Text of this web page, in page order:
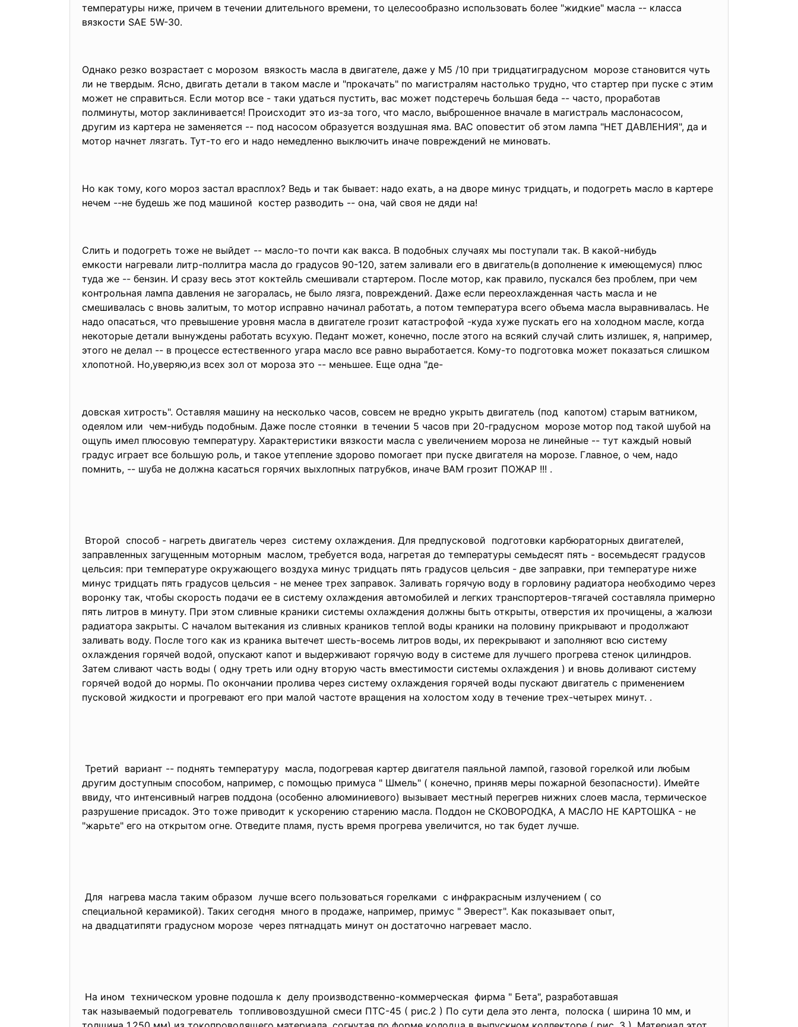
температуры ниже, причем в течении длительного времени, то целесообразно использовать более "жидкие" масла -- класса
вязкости SAE 5W-30.
Однако резко возрастает с морозом вязкость масла в двигателе, даже у М5 /10 при тридцатиградусном морозе становится чуть
ли не твердым. Ясно, двигать детали в таком масле и "прокачать" по магистралям настолько трудно, что стартер при пуске с этим
может не справиться. Если мотор все - таки удаться пустить, вас может подстеречь большая беда -- часто, проработав
полминуты, мотор заклинивается! Происходит это из-за того, что масло, выброшенное вначале в магистраль маслонасосом,
другим из картера не заменяется -- под насосом образуется воздушная яма. ВАС оповестит об этом лампа "НЕТ ДАВЛЕНИЯ", да и
мотор начнет лязгать. Тут-то его и надо немедленно выключить иначе повреждений не миновать.
Но как тому, кого мороз застал врасплох? Ведь и так бывает: надо ехать, а на дворе минус тридцать, и подогреть масло в картере
нечем --не будешь же под машиной костер разводить -- она, чай своя не дяди на!
Слить и подогреть тоже не выйдет -- масло-то почти как вакса. В подобных случаях мы поступали так. В какой-нибудь
емкости нагревали литр-поллитра масла до градусов 90-120, затем заливали его в двигатель(в дополнение к имеющемуся) плюс
туда же -- бензин. И сразу весь этот коктейль смешивали стартером. После мотор, как правило, пускался без проблем, при чем
контрольная лампа давления не загоралась, не было лязга, повреждений. Даже если переохлажденная часть масла и не
смешивалась с вновь залитым, то мотор исправно начинал работать, а потом температура всего объема масла выравнивалась. Не
надо опасаться, что превышение уровня масла в двигателе грозит катастрофой -куда хуже пускать его на холодном масле, когда
некоторые детали вынуждены работать всухую. Педант может, конечно, после этого на всякий случай слить излишек, я, например,
этого не делал -- в процессе естественного угара масло все равно выработается. Кому-то подготовка может показаться слишком
хлопотной. Но,уверяю,из всех зол от мороза это -- меньшее. Еще одна "де-
довская хитрость". Оставляя машину на несколько часов, совсем не вредно укрыть двигатель (под капотом) старым ватником,
одеялом или чем-нибудь подобным. Даже после стоянки в течении 5 часов при 20-градусном морозе мотор под такой шубой на
ощупь имел плюсовую температуру. Характеристики вязкости масла с увеличением мороза не линейные -- тут каждый новый
градус играет все большую роль, и такое утепление здорово помогает при пуске двигателя на морозе. Главное, о чем, надо
помнить, -- шуба не должна касаться горячих выхлопных патрубков, иначе ВАМ грозит ПОЖАР !!! .
Второй способ - нагреть двигатель через систему охлаждения. Для предпусковой подготовки карбюраторных двигателей,
заправленных загущенным моторным маслом, требуется вода, нагретая до температуры семьдесят пять - восемьдесят градусов
цельсия: при температуре окружающего воздуха минус тридцать пять градусов цельсия - две заправки, при температуре ниже
минус тридцать пять градусов цельсия - не менее трех заправок. Заливать горячую воду в горловину радиатора необходимо через
воронку так, чтобы скорость подачи ее в систему охлаждения автомобилей и легких транспортеров-тягачей составляла примерно
пять литров в минуту. При этом сливные краники системы охлаждения должны быть открыты, отверстия их прочищены, а жалюзи
радиатора закрыты. С началом вытекания из сливных краников теплой воды краники на половину прикрывают и продолжают
заливать воду. После того как из краника вытечет шесть-восемь литров воды, их перекрывают и заполняют всю систему
охлаждения горячей водой, опускают капот и выдерживают горячую воду в системе для лучшего прогрева стенок цилиндров.
Затем сливают часть воды ( одну треть или одну вторую часть вместимости системы охлаждения ) и вновь доливают систему
горячей водой до нормы. По окончании пролива через систему охлаждения горячей воды пускают двигатель с применением
пусковой жидкости и прогревают его при малой частоте вращения на холостом ходу в течение трех-четырех минут. .
Третий вариант -- поднять температуру масла, подогревая картер двигателя паяльной лампой, газовой горелкой или любым
другим доступным способом, например, с помощью примуса " Шмель" ( конечно, приняв меры пожарной безопасности). Имейте
ввиду, что интенсивный нагрев поддона (особенно алюминиевого) вызывает местный перегрев нижних слоев масла, термическое
разрушение присадок. Это тоже приводит к ускорению старению масла. Поддон не СКОВОРОДКА, А МАСЛО НЕ КАРТОШКА - не
"жарьте" его на открытом огне. Отведите пламя, пусть время прогрева увеличится, но так будет лучше.
Для нагрева масла таким образом лучше всего пользоваться горелками с инфракрасным излучением ( со
специальной керамикой). Таких сегодня много в продаже, например, примус " Эверест". Как показывает опыт,
на двадцатипяти градусном морозе через пятнадцать минут он достаточно нагревает масло.
На ином техническом уровне подошла к делу производственно-коммерческая фирма " Бета", разработавшая
так называемый подогреватель топливовоздушной смеси ПТС-45 ( рис.2 ) По сути дела это лента, полоска ( ширина 10 мм, и